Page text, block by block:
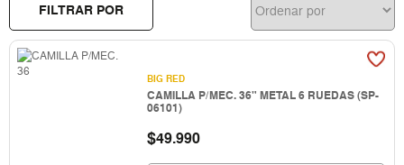
FILTRAR POR
BIG RED
CAMILLA P/MEC. 36" METAL 6 RUEDAS (SP-
06101)
$49.990